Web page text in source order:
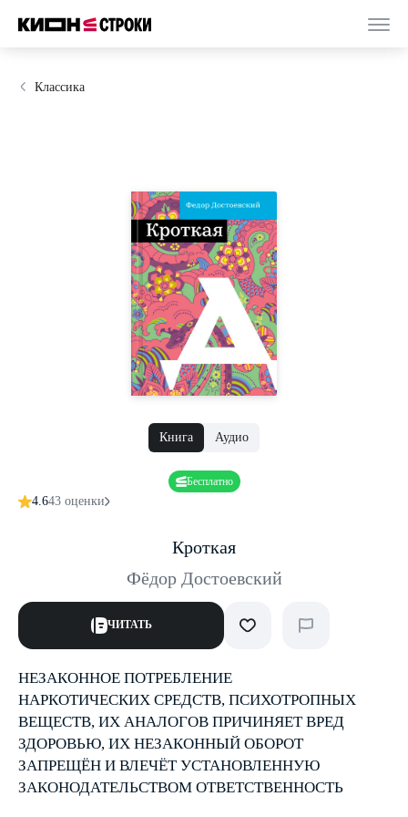
Классика
Книга Аудио
Бесплатно
4.643 оценки
Кроткая
Фёдор Достоевский
ЧИТАТЬ
НЕЗАКОННОЕ ПОТРЕБЛЕНИЕ
НАРКОТИЧЕСКИХ СРЕДСТВ, ПСИХОТРОПНЫХ
ВЕЩЕСТВ, ИХ АНАЛОГОВ ПРИЧИНЯЕТ ВРЕД
ЗДОРОВЬЮ, ИХ НЕЗАКОННЫЙ ОБОРОТ
ЗАПРЕЩЁН И ВЛЕЧЁТ УСТАНОВЛЕННУЮ
ЗАКОНОДАТЕЛЬСТВОМ ОТВЕТСТВЕННОСТЬ